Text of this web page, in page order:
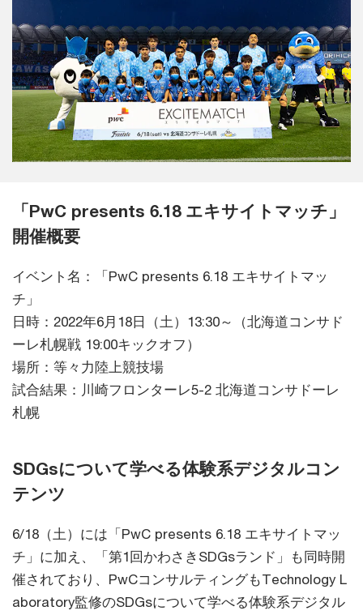
「PwC presents 6.18 エキサイトマッチ」
開催概要
イベント名：「PwC presents 6.18 エキサイトマッ
チ」
日時：2022年6月18日（土）13:30～（北海道コンサド
ーレ札幌戦 19:00キックオフ）
場所：等々力陸上競技場
試合結果：川崎フロンターレ5-2 北海道コンサドーレ
札幌
SDGsについて学べる体験系デジタルコン
テンツ
6/18（土）には「PwC presents 6.18 エキサイトマッ
チ」に加え、「第1回かわさきSDGsランド」も同時開
催されており、PwCコンサルティングもTechnology L
aboratory監修のSDGsについて学べる体験系デジタル